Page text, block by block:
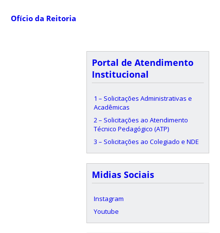
Ofício da Reitoria
Portal de Atendimento
Institucional
1 – Solicitações Administrativas e
Acadêmicas
2 – Solicitações ao Atendimento
Técnico Pedagógico (ATP)
3 – Solicitações ao Colegiado e NDE
Midias Sociais
Instagram
Youtube